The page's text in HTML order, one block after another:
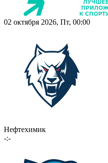
02 октября 2026, Пт, 00:00
Нефтехимик
-:-